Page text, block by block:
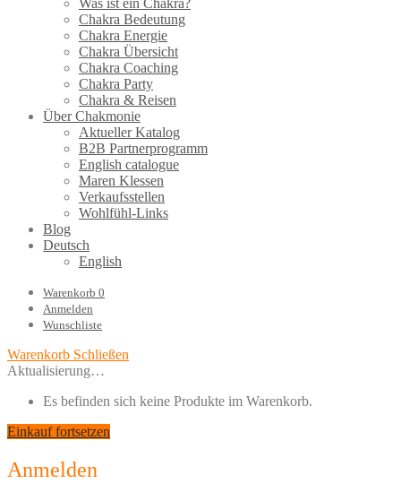
Chakra Bedeutung
Chakra Energie
Chakra Übersicht
Chakra Coaching
Chakra Party
Chakra & Reisen
Über Chakmonie
Aktueller Katalog
B2B Partnerprogramm
English catalogue
Maren Klessen
Verkaufsstellen
Wohlfühl-Links
Blog
Deutsch
English
Warenkorb 0
Anmelden
Wunschliste
Warenkorb Schließen
Aktualisierung…
Es befinden sich keine Produkte im Warenkorb.
Einkauf fortsetzen
Anmelden